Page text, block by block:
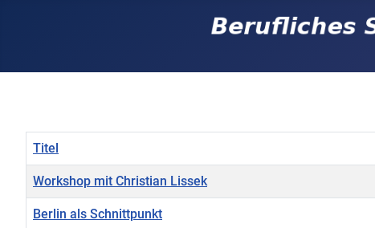
Titel
Workshop mit Christian Lissek
Berlin als Schnittpunkt